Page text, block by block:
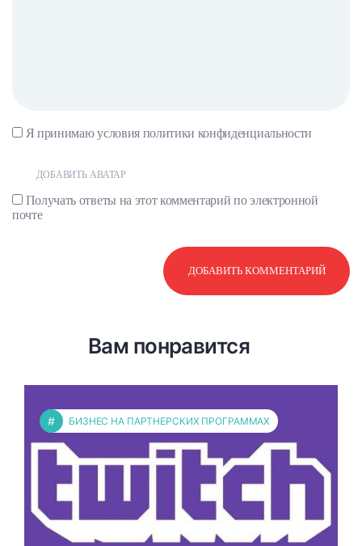
Я принимаю условия политики конфиденциальности
ДОБАВИТЬ АВАТАР
Получать ответы на этот комментарий по электронной
почте
Вам понравится
# БИЗНЕС НА ПАРТНЕРСКИХ ПРОГРАММАХ